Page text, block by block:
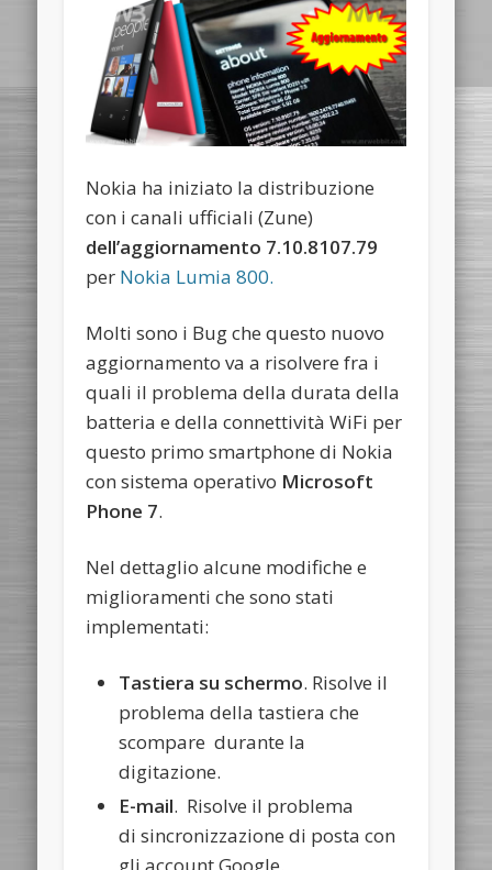
Nokia ha iniziato la distribuzione
con i canali ufficiali (Zune)
dell’aggiornamento 7.10.8107.79
per Nokia Lumia 800.
Molti sono i Bug che questo nuovo
aggiornamento va a risolvere fra i
quali il problema della durata della
batteria e della connettività WiFi per
questo primo smartphone di Nokia
con sistema operativo Microsoft
Phone 7.
Nel dettaglio alcune modifiche e
miglioramenti che sono stati
implementati:
Tastiera su schermo. Risolve il
problema della tastiera che
scompare durante la
digitazione.
E-mail. Risolve il problema
di sincronizzazione di posta con